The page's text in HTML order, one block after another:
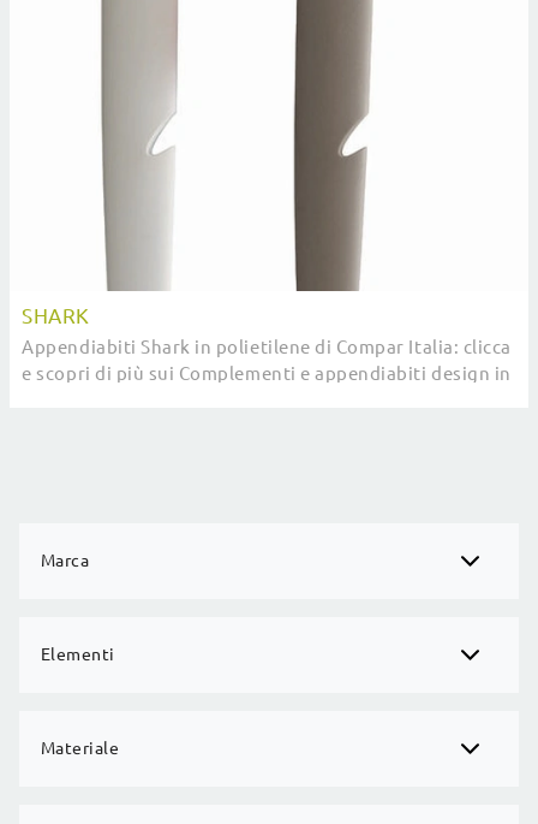
Marca
Elementi
Materiale
SHARK
Appendiabiti Shark in polietilene di Compar Italia: clicca
e scopri di più sui Complementi e appendiabiti design in